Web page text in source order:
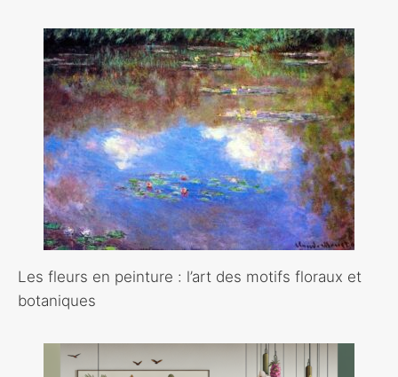
Les fleurs en peinture : l’art des motifs floraux et
botaniques